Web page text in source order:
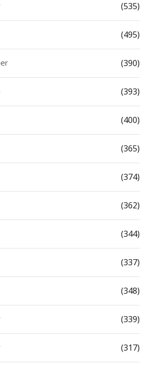
(535)
(495)
(390)
(393)
(400)
(365)
(374)
(362)
(344)
(337)
(348)
(339)
(317)